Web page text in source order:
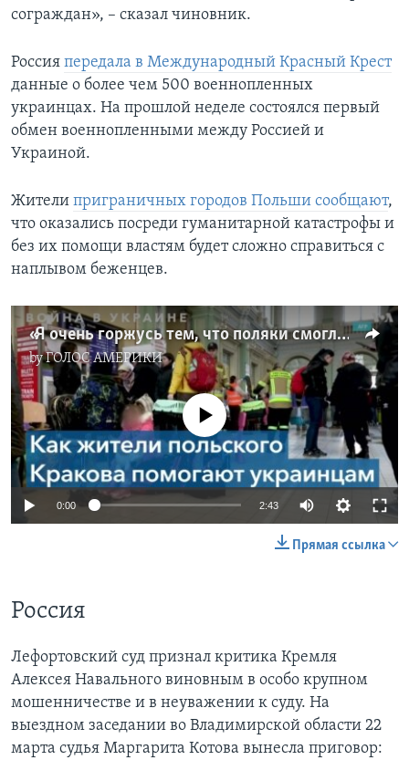
сограждан», – сказал чиновник.
Россия передала в Международный Красный Крест
данные о более чем 500 военнопленных
украинцах. На прошлой неделе состоялся первый
обмен военнопленными между Россией и
Украиной.
Жители приграничных городов Польши сообщают,
что оказались посреди гуманитарной катастрофы и
без их помощи властям будет сложно справиться с
наплывом беженцев.
«Я очень горжусь тем, что поляки смогли объединиться и организованно помогать беженцам»
byГОЛОС АМЕРИКИ
No media source currently available
0:00 2:43
Прямая ссылка
Россия
Лефортовский суд признал критика Кремля
Алексея Навального виновным в особо крупном
мошенничестве и в неуважении к суду. На
выездном заседании во Владимирской области 22
марта судья Маргарита Котова вынесла приговор: